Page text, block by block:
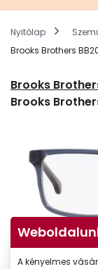
Nyitólap
Brooks Brothers
Brooks
Brooks
A kényelmes